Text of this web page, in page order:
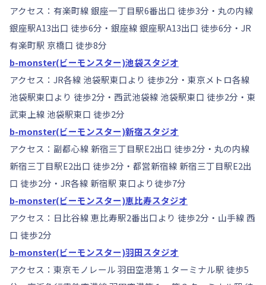
アクセス：有楽町線 銀座一丁目駅6番出口 徒歩3分・丸の内線
銀座駅A13出口 徒歩6分・銀座線 銀座駅A13出口 徒歩6分・JR
有楽町駅 京橋口 徒歩8分
b-monster(ビーモンスター)池袋スタジオ
アクセス：JR各線 池袋駅東口より 徒歩2分・東京メトロ各線
池袋駅東口より 徒歩2分・西武池袋線 池袋駅東口 徒歩2分・東
武東上線 池袋駅東口 徒歩2分
b-monster(ビーモンスター)新宿スタジオ
アクセス：副都心線 新宿三丁目駅E2出口 徒歩2分・丸の内線
新宿三丁目駅E2出口 徒歩2分・都営新宿線 新宿三丁目駅E2出
口 徒歩2分・JR各線 新宿駅 東口より徒歩7分
b-monster(ビーモンスター)恵比寿スタジオ
アクセス：日比谷線 恵比寿駅2番出口より 徒歩2分・山手線 西
口 徒歩2分
b-monster(ビーモンスター)羽田スタジオ
アクセス：東京モノレール 羽田空港第１ターミナル駅 徒歩5